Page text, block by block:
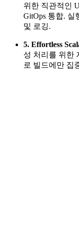
위한 직관적인
GitOps 통합. 실
및 로깅.
5. Effortless
성 처리를 위한
로 빌드에만 집